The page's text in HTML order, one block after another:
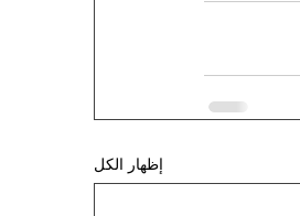
إظهار الكل